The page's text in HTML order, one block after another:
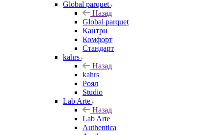
Global parquet
Назад
Global parquet
Кантри
Комфорт
Стандарт
kahrs
Назад
kahrs
Роял
Studio
Lab Arte
Назад
Lab Arte
Authentica